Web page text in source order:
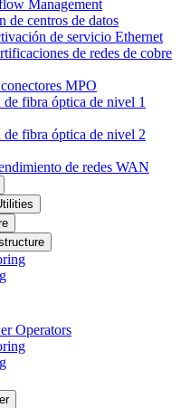
Management
de centros de datos
de servicio Ethernet
de redes de cobre
MPO
fibra óptica de nivel 1
fibra óptica de nivel 2
de redes WAN
Operators